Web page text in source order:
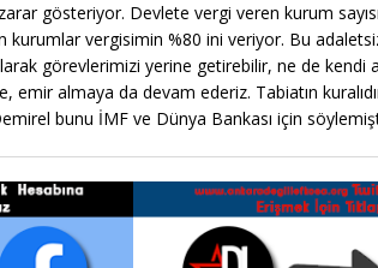
gösteriyor. Devlete vergi veren kurum
vergisimin %80 ini veriyor. Bu
görevlerimizi yerine getirebilir, ne de kendi
almaya da devam ederiz. Tabiatın
bunu İMF ve Dünya Bankası için